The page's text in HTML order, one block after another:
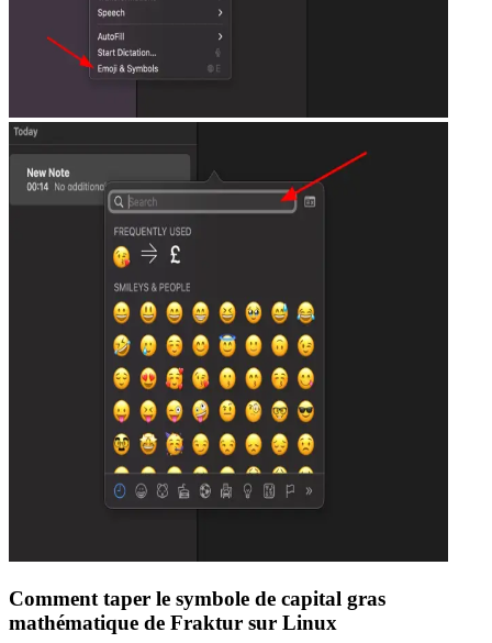
Comment taper le symbole de capital gras
mathématique de Fraktur sur Linux